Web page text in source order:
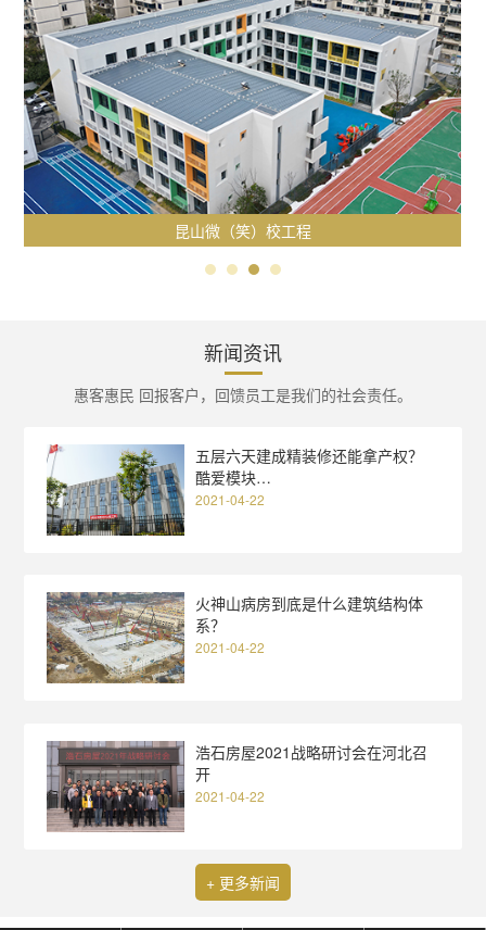
昆山微（笑）校工程
新闻资讯
惠客惠民 回报客户，回馈员工是我们的社会责任。
五层六天建成精装修还能拿产权？
酷爱模块…
2021-04-22
火神山病房到底是什么建筑结构体
系？
2021-04-22
浩石房屋2021战略研讨会在河北召
开
2021-04-22
+ 更多新闻